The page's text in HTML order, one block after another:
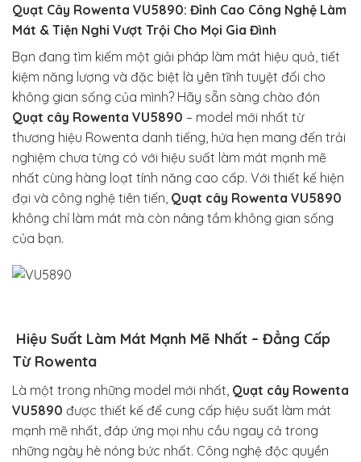
Quạt Cây Rowenta VU5890: Đỉnh Cao Công Nghệ Làm
Mát & Tiện Nghi Vượt Trội Cho Mọi Gia Đình
Bạn đang tìm kiếm một giải pháp làm mát hiệu quả, tiết
kiệm năng lượng và đặc biệt là yên tĩnh tuyệt đối cho
không gian sống của mình? Hãy sẵn sàng chào đón
Quạt cây Rowenta VU5890 – model mới nhất từ
thương hiệu Rowenta danh tiếng, hứa hẹn mang đến trải
nghiệm chưa từng có với hiệu suất làm mát mạnh mẽ
nhất cùng hàng loạt tính năng cao cấp. Với thiết kế hiện
đại và công nghệ tiên tiến, Quạt cây Rowenta VU5890
không chỉ làm mát mà còn nâng tầm không gian sống
của bạn.
Hiệu Suất Làm Mát Mạnh Mẽ Nhất – Đẳng Cấp
Từ Rowenta
Là một trong những model mới nhất, Quạt cây Rowenta
VU5890 được thiết kế để cung cấp hiệu suất làm mát
mạnh mẽ nhất, đáp ứng mọi nhu cầu ngay cả trong
những ngày hè nóng bức nhất. Công nghệ độc quyền